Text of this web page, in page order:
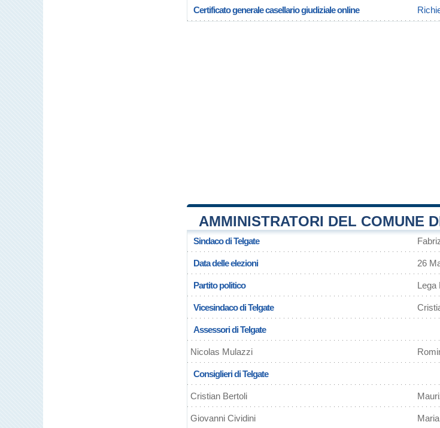
Certificato generale casellario giudiziale online
AMMINISTRATORI DEL COMUNE
Sindaco di Telgate
Data delle elezioni 26
Partito politico Lega
Vicesindaco di Telgate
Assessori di Telgate
Nicolas Mulazzi
Consiglieri di Telgate
Cristian Bertoli
Giovanni Cividini